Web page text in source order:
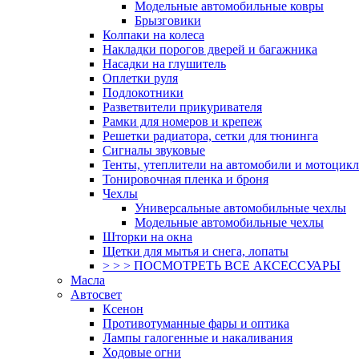
Модельные автомобильные ковры
Брызговики
Колпаки на колеса
Накладки порогов дверей и багажника
Насадки на глушитель
Оплетки руля
Подлокотники
Разветвители прикуривателя
Рамки для номеров и крепеж
Решетки радиатора, сетки для тюнинга
Сигналы звуковые
Тенты, утеплители на автомобили и
Тонировочная пленка и броня
Чехлы
Универсальные автомобильные чехлы
Модельные автомобильные чехлы
Шторки на окна
Щетки для мытья и снега, лопаты
> > > ПОСМОТРЕТЬ ВСЕ АКСЕССУАРЫ
Масла
Автосвет
Ксенон
Противотуманные фары и оптика
Лампы галогенные и накаливания
Ходовые огни